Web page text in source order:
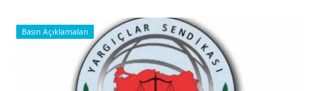
Basın Açıklamaları